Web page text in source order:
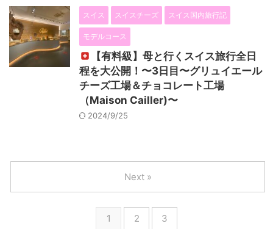
スイス スイスチーズ スイス国内旅行記
モデルコース
【有料級】母と行くスイス旅行全日
程を大公開！〜3日目〜グリュイエール
チーズ工場＆チョコレート工場
（Maison Cailler)〜
2024/9/25
1 2 3
Next »